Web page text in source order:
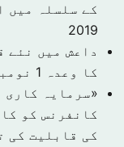
کے سلسلہ میں
2019
داعش میں نئے
کا وعدہ 1 نومبر 2019
کانفرنس کو
کی قابلیت کی